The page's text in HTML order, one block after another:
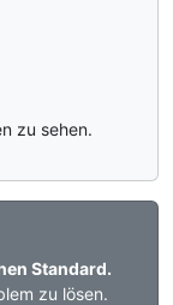
zu sehen.
Standard.
zu lösen.